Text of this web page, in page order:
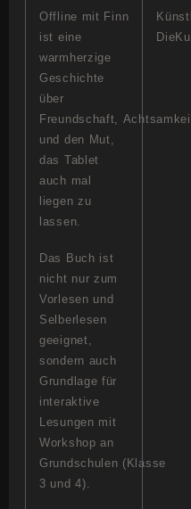
Offline mit Finn
ist eine
warmherzige
Geschichte
über
Freundschaft,
und den Mut,
das Tablet
auch mal
liegen zu
lassen.
Das Buch ist
nicht nur zum
Vorlesen und
Selberlesen
geeignet,
sondern auch
Grundlage für
interaktive
Lesungen mit
Workshop an
Grundschulen (Klasse
3 und 4).